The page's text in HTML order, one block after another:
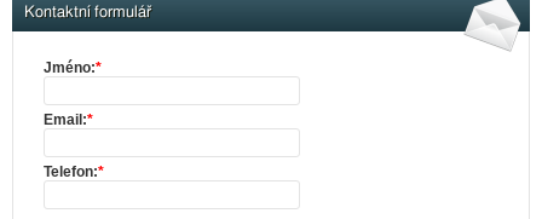
Kontaktní formulář
Jméno:*
Email:*
Telefon:*